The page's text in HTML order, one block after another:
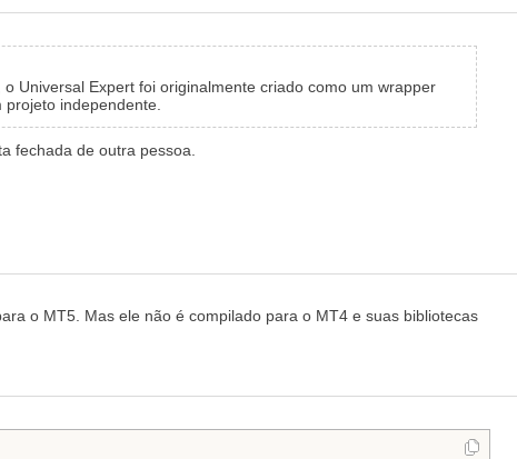
Universal Expert foi originalmente criado como um wrapper
projeto independente.
fechada de outra pessoa.
o MT5. Mas ele não é compilado para o MT4 e suas bibliotecas